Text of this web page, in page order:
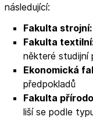
následující:
Fakulta strojní:
Fakulta
některé studijní
Ekonomická
předpokladů
Fakulta
liší se podle